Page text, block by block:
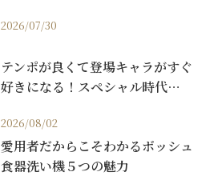
2026/07/30
テンポが良くて登場キャラがすぐ
好きになる！スペシャル時代…
2026/08/02
愛用者だからこそわかるボッシュ
食器洗い機５つの魅力